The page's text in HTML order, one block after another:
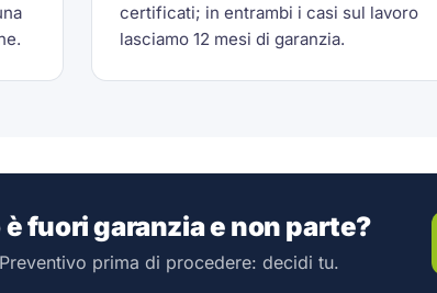
certificati; in entrambi i casi sul lavoro
lasciamo 12 mesi di garanzia.
fuori garanzia e non parte?
prima di procedere: decidi tu.